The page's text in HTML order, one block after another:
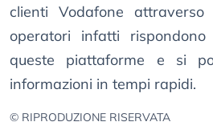
clienti Vodafone
operatori infatti
queste piattaforme e si
informazioni in tempi rapidi.
© RIPRODUZIONE RISERVATA